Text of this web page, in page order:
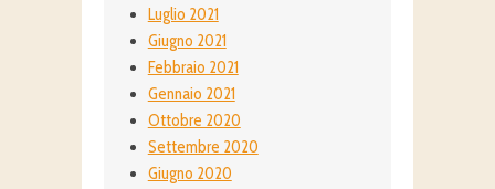
Luglio 2021
Giugno 2021
Febbraio 2021
Gennaio 2021
Ottobre 2020
Settembre 2020
Giugno 2020